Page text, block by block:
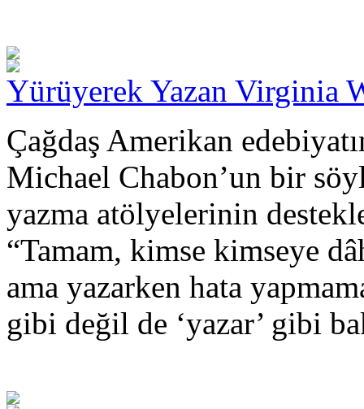
Yürüyerek Yazan Virginia
Çağdaş Amerikan
Michael Chabon’un bir
yazma atölyelerinin
“Tamam, kimse kimseye
ama yazarken hata
gibi değil de ‘yazar’ gibi